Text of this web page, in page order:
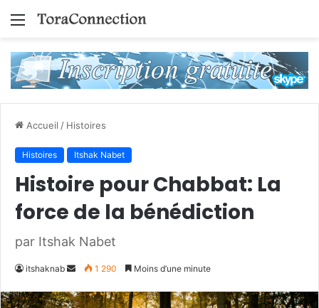
Menu
Accueil / Histoires
Histoires Itshak Nabet
Histoire pour Chabbat: La
force de la bénédiction
par Itshak Nabet
itshaknab
Envoyer
courriel
1 290 Moins d’une minute